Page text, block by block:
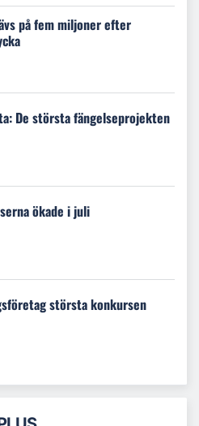
på fem miljoner efter
De största fängelseprojekten
ökade i juli
största konkursen